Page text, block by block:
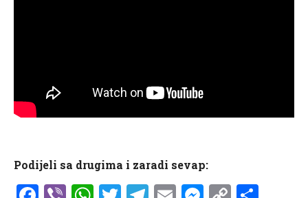
Podijeli sa drugima i zaradi sevap: